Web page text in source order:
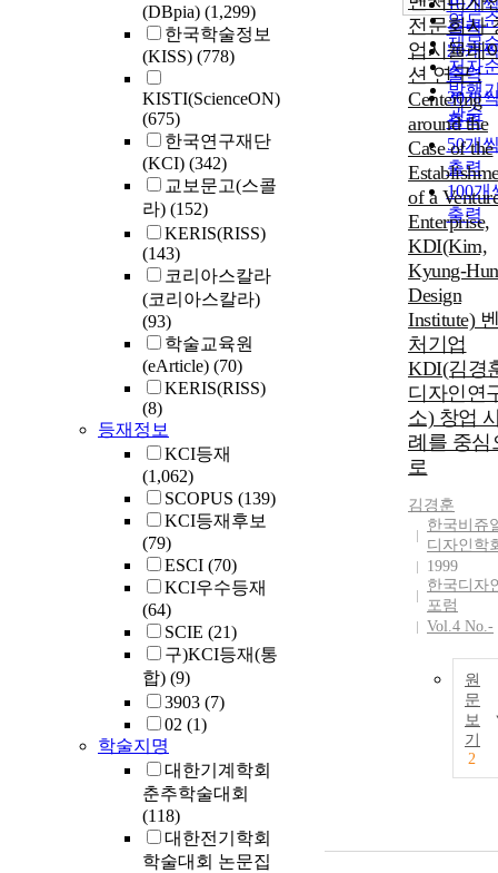
(DBpia) (1,299)
한국학술정보
(KISS) (778)
KISTI(ScienceON)
(675)
한국연구재단
(KCI) (342)
교보문고(스콜
라) (152)
KERIS(RISS)
(143)
코리아스칼라
(코리아스칼라)
(93)
학술교육원
(eArticle) (70)
KERIS(RISS)
(8)
등재정보
KCI등재
(1,062)
SCOPUS (139)
KCI등재후보
(79)
ESCI (70)
KCI우수등재
(64)
SCIE (21)
구)KCI등재(통
합) (9)
3903 (7)
02 (1)
학술지명
대한기계학회
춘추학술대회
(118)
대한전기학회
학술대회 논문집
연도
제목
저자
발행
관순
10개
출력
20개
출력
30개
출력
50개
출력
100개
출력
전문회사
업시뮬레
션 연구 :
Centering
around the
Case of the
of a
Enterprise,
KDI(Kim,
Kyung-Hun
Design
Institute) 벤
처기업
KDI(김경
디자인연
소) 창업
례를 중심
로
김경훈
한국비쥬
디자인학
1999
한국디자
포럼
Vol.4 No.-
원
문
보
기
2